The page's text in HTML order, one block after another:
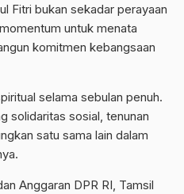
Fitri bukan sekadar perayaan
untuk menata
komitmen kebangsaan
selama sebulan penuh.
solidaritas sosial, tenunan
satu sama lain dalam
Anggaran DPR RI, Tamsil